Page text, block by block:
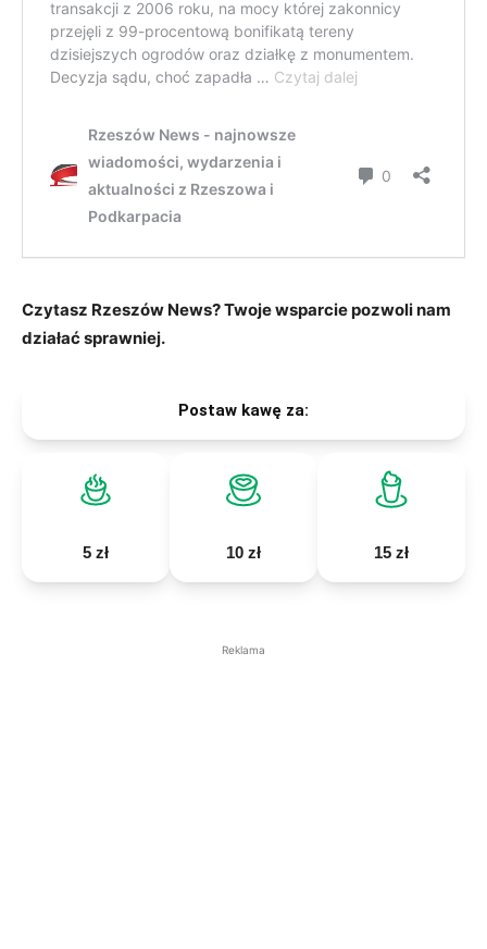
Czytasz Rzeszów News? Twoje wsparcie pozwoli nam
działać sprawniej.
Postaw kawę za:
5 zł 10 zł 15 zł
Reklama